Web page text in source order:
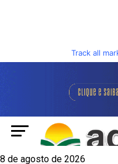
Track all
8 de agosto de 2026